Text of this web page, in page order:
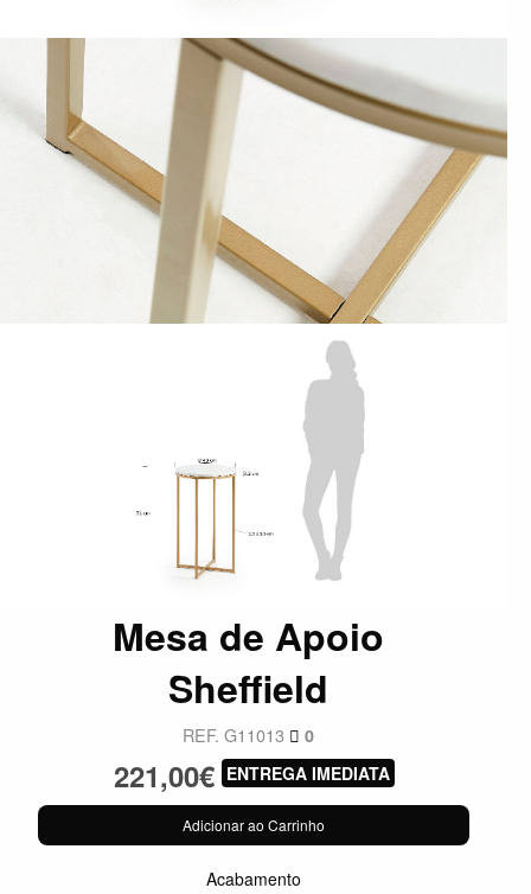
Mesa de Apoio
Sheffield
REF. G11013 0
221,00€ ENTREGA IMEDIATA
Adicionar ao Carrinho
Acabamento